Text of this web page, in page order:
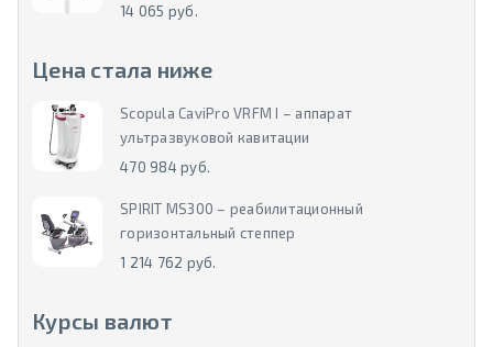
14 065 руб.
Цена стала ниже
Scopula CaviPro VRFM I – аппарат
ультразвуковой кавитации
470 984 руб.
SPIRIT MS300 – реабилитационный
горизонтальный степпер
1 214 762 руб.
Курсы валют